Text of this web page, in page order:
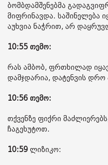
ბომბდამშენებმა
მიფრინავდა. საშინელება
აუხვია ნაჭრით, არ
10:55 თემო:
რას ამბობ, ფრთხილად
დამჯდარია, დატენვის დრო
10:56 თემო:
თქვენზე ფიქრი
ჩაგეხუტოთ.
10:59 ლიზიკო: